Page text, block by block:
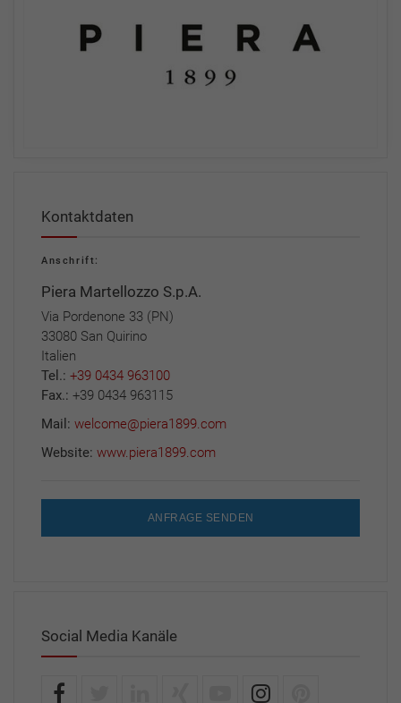
Kontaktdaten
Anschrift:
Piera Martellozzo S.p.A.
Via Pordenone 33 (PN)
33080 San Quirino
Italien
Tel.: +39 0434 963100
Fax.: +39 0434 963115
Mail: welcome@piera1899.com
Website: www.piera1899.com
ANFRAGE SENDEN
Social Media Kanäle